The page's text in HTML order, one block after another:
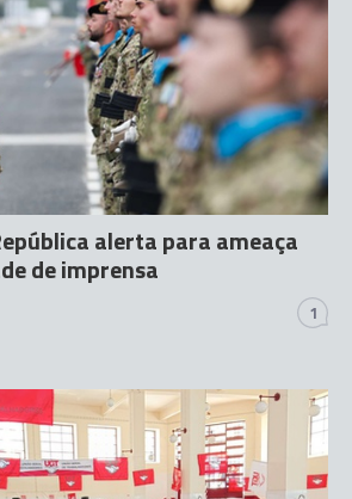
alerta para ameaça
de imprensa
1